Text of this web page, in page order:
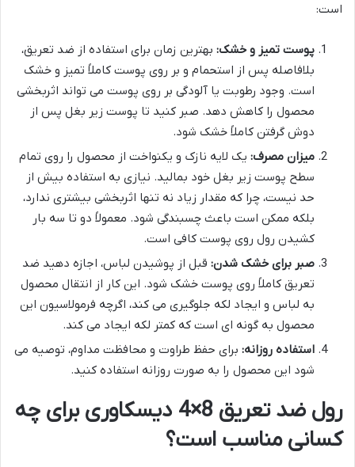
است:
پوست تمیز و خشک: بهترین زمان برای استفاده از ضد تعریق،
بلافاصله پس از استحمام و بر روی پوست کاملاً تمیز و خشک
است. وجود رطوبت یا آلودگی بر روی پوست می تواند اثربخشی
محصول را کاهش دهد. صبر کنید تا پوست زیر بغل پس از
دوش گرفتن کاملاً خشک شود.
میزان مصرف: یک لایه نازک و یکنواخت از محصول را روی تمام
سطح پوست زیر بغل خود بمالید. نیازی به استفاده بیش از
حد نیست، چرا که مقدار زیاد نه تنها اثربخشی بیشتری ندارد،
بلکه ممکن است باعث چسبندگی شود. معمولاً دو تا سه بار
کشیدن رول روی پوست کافی است.
صبر برای خشک شدن: قبل از پوشیدن لباس، اجازه دهید ضد
تعریق کاملاً روی پوست خشک شود. این کار از انتقال محصول
به لباس و ایجاد لکه جلوگیری می کند، اگرچه فرمولاسیون این
محصول به گونه ای است که کمتر لکه ایجاد می کند.
استفاده روزانه: برای حفظ طراوت و محافظت مداوم، توصیه می
شود این محصول را به صورت روزانه استفاده کنید.
رول ضد تعریق 8×4 دیسکاوری برای چه
کسانی مناسب است؟